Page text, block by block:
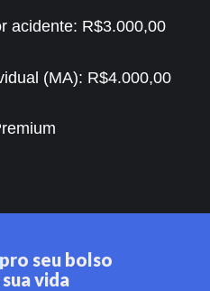
acidente: R$3.000,00
(MA): R$4.000,00
seu bolso
vida